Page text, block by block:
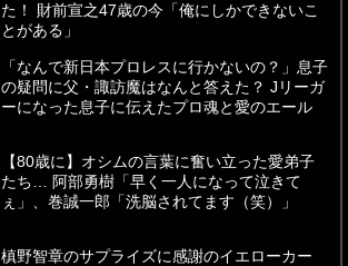
た！ 財前宣之47歳の今「俺にしかできないこ
とがある」
「なんで新日本プロレスに行かないの？」息子
の疑問に父・諏訪魔はなんと答えた？ Jリーガ
ーになった息子に伝えたプロ魂と愛のエール
【80歳に】オシムの言葉に奮い立った愛弟子
たち… 阿部勇樹「早く一人になって泣きて
ぇ」、巻誠一郎「洗脳されてます（笑）」
槙野智章のサプライズに感謝のイエローカー